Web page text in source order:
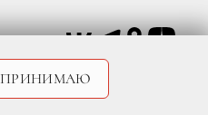
ПРИНИМАЮ